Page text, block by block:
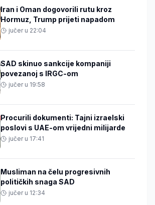
Iran i Oman dogovorili rutu kroz
Hormuz, Trump prijeti napadom
jučer u 22:04
SAD skinuo sankcije kompaniji
povezanoj s IRGC-om
jučer u 19:58
Procurili dokumenti: Tajni izraelski
poslovi s UAE-om vrijedni milijarde
jučer u 17:41
Musliman na čelu progresivnih
političkih snaga SAD
jučer u 12:34